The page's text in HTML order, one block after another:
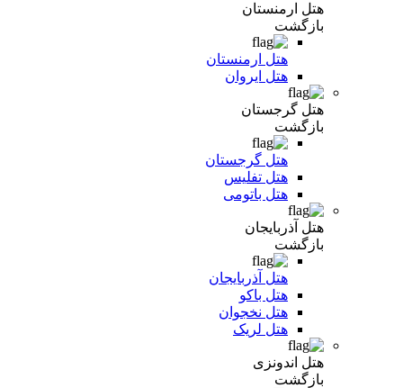
هتل ارمنستان
بازگشت
هتل ارمنستان
هتل ایروان
هتل گرجستان
بازگشت
هتل گرجستان
هتل تفلیس
هتل باتومی
هتل آذربایجان
بازگشت
هتل آذربایجان
هتل باکو
هتل نخجوان
هتل لریک
هتل اندونزی
بازگشت